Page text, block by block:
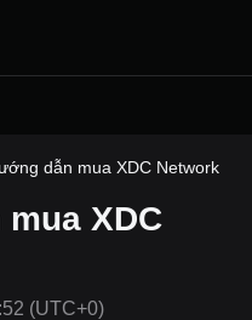
dẫn mua XDC Network
XDC
(UTC+0)